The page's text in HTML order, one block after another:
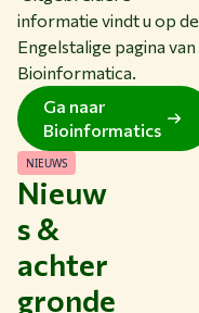
informatie vindt u op de
Engelstalige pagina van
Bioinformatica.
Ga naar
Bioinformatics
Nieuw
s &
achter
gronde
NIEUWS